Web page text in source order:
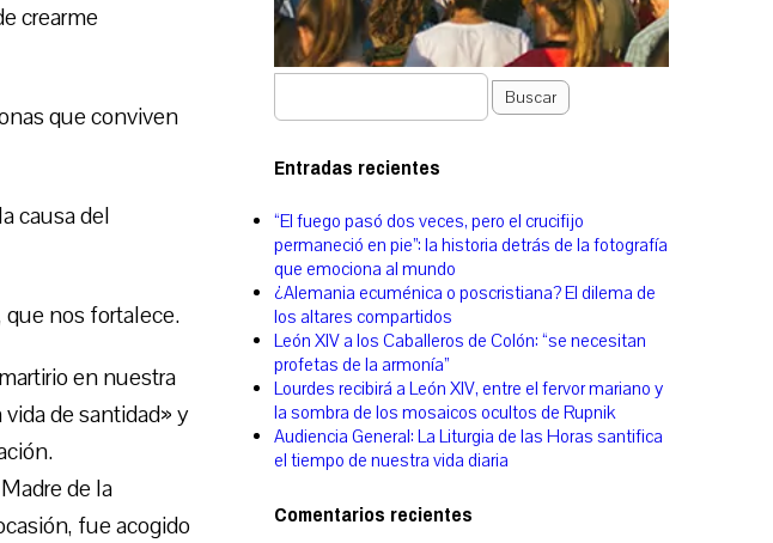
crearme
que conviven
causa del
que nos fortalece.
en nuestra
de santidad» y
de la
fue acogido
Buscar
Entradas recientes
“El fuego pasó dos veces, pero el crucifijo
permaneció en pie”: la historia detrás de la fotografía
que emociona al mundo
¿Alemania ecuménica o poscristiana? El dilema de
los altares compartidos
León XIV a los Caballeros de Colón: “se necesitan
profetas de la armonía”
Lourdes recibirá a León XIV, entre el fervor mariano y
la sombra de los mosaicos ocultos de Rupnik
Audiencia General: La Liturgia de las Horas santifica
el tiempo de nuestra vida diaria
Comentarios recientes